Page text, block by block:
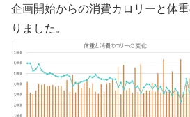
企画開始からの消費カロリーと体
りました。